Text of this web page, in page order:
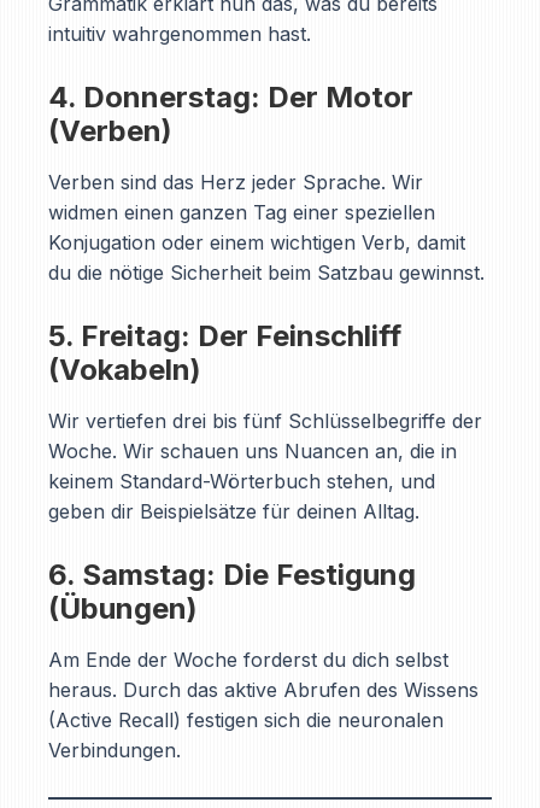
intuitiv wahrgenommen hast.
4. Donnerstag: Der Motor
(Verben)
Verben sind das Herz jeder Sprache. Wir
widmen einen ganzen Tag einer speziellen
Konjugation oder einem wichtigen Verb, damit
du die nötige Sicherheit beim Satzbau gewinnst.
5. Freitag: Der Feinschliff
(Vokabeln)
Wir vertiefen drei bis fünf Schlüsselbegriffe der
Woche. Wir schauen uns Nuancen an, die in
keinem Standard-Wörterbuch stehen, und
geben dir Beispielsätze für deinen Alltag.
6. Samstag: Die Festigung
(Übungen)
Am Ende der Woche forderst du dich selbst
heraus. Durch das aktive Abrufen des Wissens
(Active Recall) festigen sich die neuronalen
Verbindungen.